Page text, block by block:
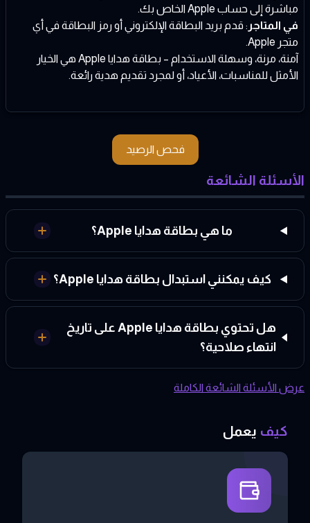
مباشرة إلى حساب Apple الخاص بك.
في المتاجر : قدم بريد البطاقة الإلكتروني أو رمز البطاقة في أي
متجر Apple.
آمنة، مرنة، وسهلة الاستخدام – بطاقة هدايا Apple هي الخيار
الأمثل للمناسبات، الأعياد، أو لمجرد تقديم هدية رائعة.
فحص الرصيد
الأسئلة الشائعة
ما هي بطاقة هدايا Apple؟
كيف يمكنني استبدال بطاقة هدايا Apple؟
هل تحتوي بطاقة هدايا Apple على تاريخ
انتهاء صلاحية؟
عرض الأسئلة الشائعة الكاملة
كيف يعمل